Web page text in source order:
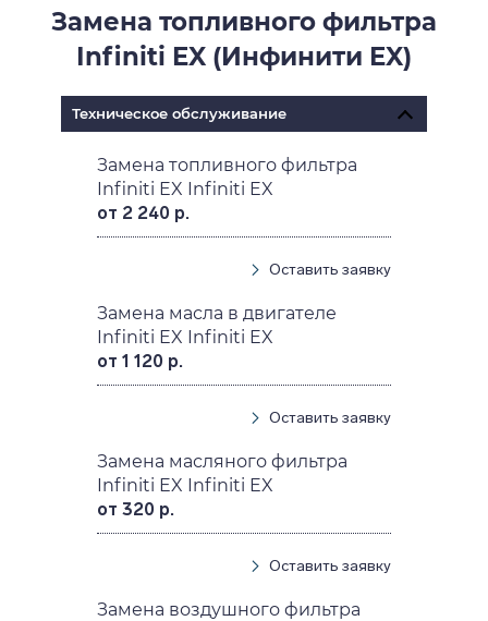
Замена топливного фильтра
Infiniti EX (Инфинити EX)
Техническое обслуживание
Замена топливного фильтра
Infiniti EX Infiniti EX
от 2 240 р.
Оставить заявку
Замена масла в двигателе
Infiniti EX Infiniti EX
от 1 120 р.
Оставить заявку
Замена масляного фильтра
Infiniti EX Infiniti EX
от 320 р.
Оставить заявку
Замена воздушного фильтра